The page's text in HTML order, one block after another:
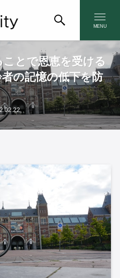
MENU
とで恩恵を受ける
の記憶の低下を防